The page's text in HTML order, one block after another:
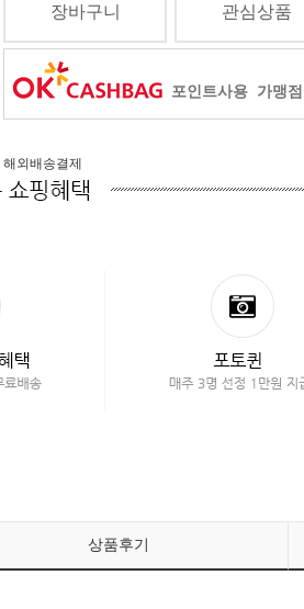
장바구니 관심상품
포인트사용 가맹점
해외배송결제
상품후기